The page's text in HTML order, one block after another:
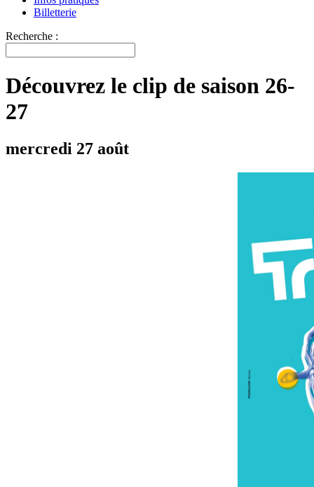
Billetterie
Recherche :
Découvrez le clip de saison 26-
27
mercredi 27 août